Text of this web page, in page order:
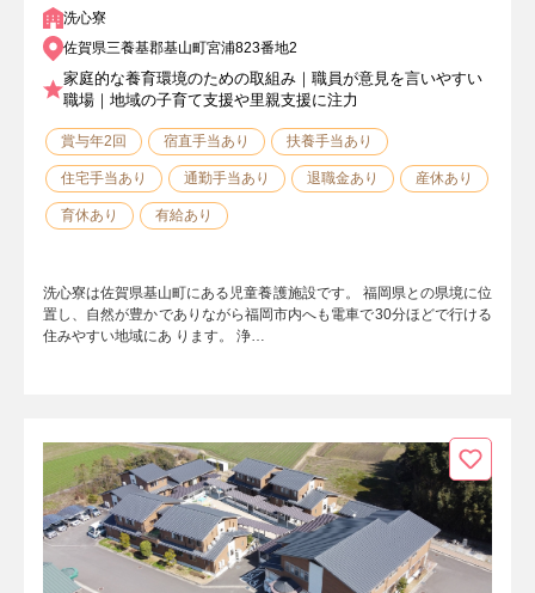
洗心寮
佐賀県三養基郡基山町宮浦823番地2
家庭的な養育環境のための取組み｜職員が意見を言いやすい
職場｜地域の子育て支援や里親支援に注力
賞与年2回 宿直手当あり 扶養手当あり
住宅手当あり 通勤手当あり 退職金あり 産休あり
育休あり 有給あり
洗心寮は佐賀県基山町にある児童養護施設です。 福岡県との県境に位
置し、自然が豊かでありながら福岡市内へも電車で30分ほどで行ける
住みやすい地域にあ ります。 浄…